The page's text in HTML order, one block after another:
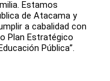
Estamos
de Atacama y
a cabalidad con
Plan Estratégico
Pública”.